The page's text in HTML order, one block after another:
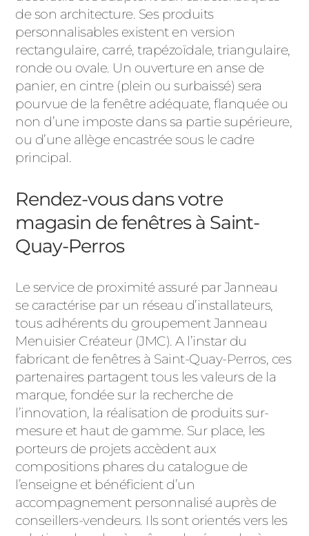
de son architecture. Ses produits
personnalisables existent en version
rectangulaire, carré, trapézoïdale, triangulaire,
ronde ou ovale. Un ouverture en anse de
panier, en cintre (plein ou surbaissé) sera
pourvue de la fenêtre adéquate, flanquée ou
non d’une imposte dans sa partie supérieure,
ou d’une allège encastrée sous le cadre
principal.
Rendez-vous dans votre
magasin de fenêtres à Saint-
Quay-Perros
Le service de proximité assuré par Janneau
se caractérise par un réseau d’installateurs,
tous adhérents du groupement Janneau
Menuisier Créateur (JMC). A l’instar du
fabricant de fenêtres à Saint-Quay-Perros, ces
partenaires partagent tous les valeurs de la
marque, fondée sur la recherche de
l’innovation, la réalisation de produits sur-
mesure et haut de gamme. Sur place, les
porteurs de projets accèdent aux
compositions phares du catalogue de
l’enseigne et bénéficient d’un
accompagnement personnalisé auprès de
conseillers-vendeurs. Ils sont orientés vers les